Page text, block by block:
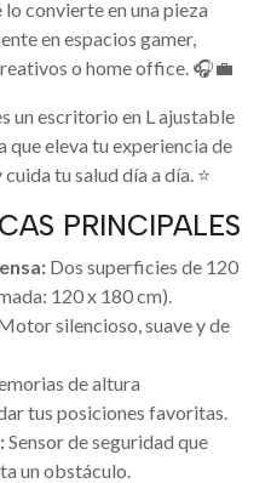
lo convierte en una pieza
en espacios gamer,
o home office. 🎧💼
un escritorio en L ajustable
que eleva tu experiencia de
tu salud día a día. ⭐
PRINCIPALES
Dos superficies de 120
120 x 180 cm).
silencioso, suave y de
de altura
tus posiciones favoritas.
Sensor de seguridad que
un obstáculo.